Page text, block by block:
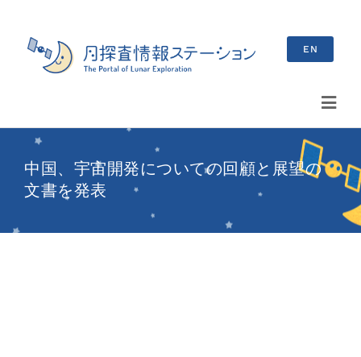
content
EN
索
…
中国、宇宙開発についての回顧と展望の
文書を発表